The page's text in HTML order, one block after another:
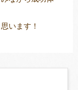
います！